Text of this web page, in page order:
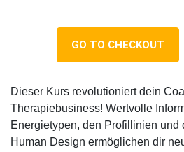
GO TO CHECKOUT
Dieser Kurs revolutioniert dein
Therapiebusiness! Wertvolle
Energietypen, den Profillinien und
Human Design ermöglichen dir